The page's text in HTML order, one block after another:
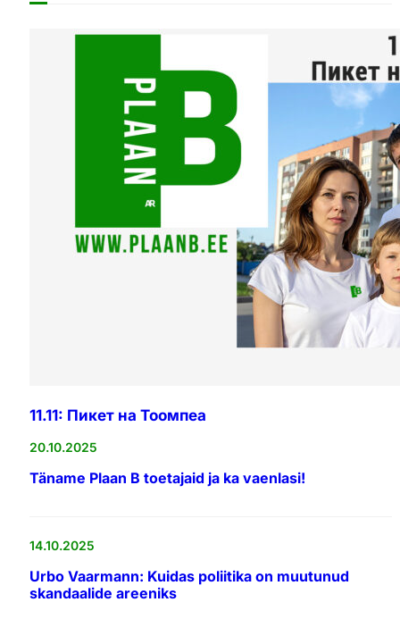
11.11: Пикет на Тоомпеа
20.10.2025
Täname Plaan B toetajaid ja ka vaenlasi!
14.10.2025
Urbo Vaarmann: Kuidas poliitika on muutunud
skandaalide areeniks